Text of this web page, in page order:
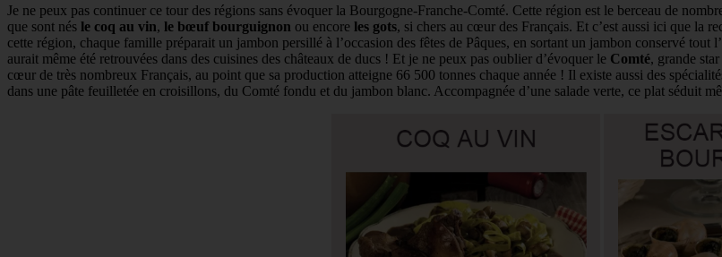
Je ne peux pas continuer ce tour des régions sans évoquer la Bourgogne-Franche-Comté. Cette région est le berceau de
que sont nés le coq au vin, le bœuf bourguignon ou encore les gots, si chers au cœur des Français. Et c’est aussi ici que la
cette région, chaque famille préparait un jambon persillé à l’occasion des fêtes de Pâques, en sortant un jambon conservé tout
aurait même été retrouvées dans des cuisines des châteaux de ducs ! Et je ne peux pas oublier d’évoquer le Comté, grande
cœur de très nombreux Français, au point que sa production atteigne 66 500 tonnes chaque année ! Il existe aussi des
dans une pâte feuilletée en croisillons, du Comté fondu et du jambon blanc. Accompagnée d’une salade verte, ce plat séduit